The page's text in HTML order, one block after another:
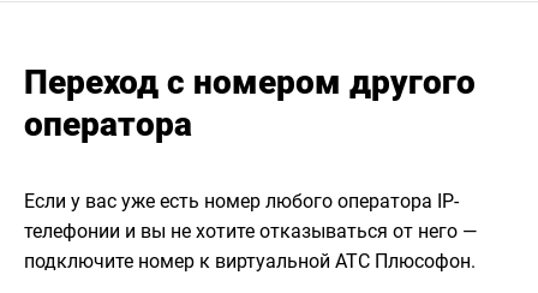
Переход с номером другого
оператора
Если у вас уже есть номер любого оператора IP-
телефонии и вы не хотите отказываться от него —
подключите номер к виртуальной АТС Плюсофон.